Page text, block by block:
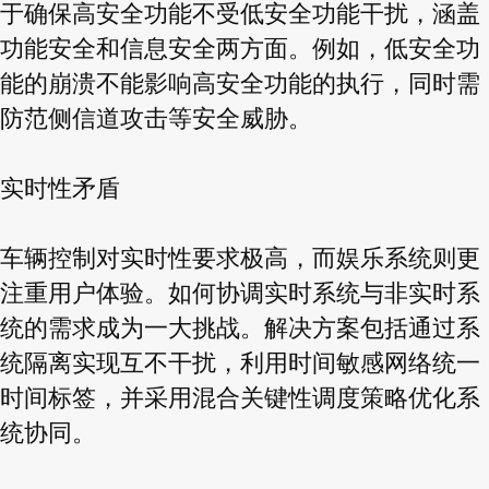
于确保高安全功能不受低安全功能干扰，涵盖
功能安全和信息安全两方面。例如，低安全功
能的崩溃不能影响高安全功能的执行，同时需
防范侧信道攻击等安全威胁。
实时性矛盾
车辆控制对实时性要求极高，而娱乐系统则更
注重用户体验。如何协调实时系统与非实时系
统的需求成为一大挑战。解决方案包括通过系
统隔离实现互不干扰，利用时间敏感网络统一
时间标签，并采用混合关键性调度策略优化系
统协同。